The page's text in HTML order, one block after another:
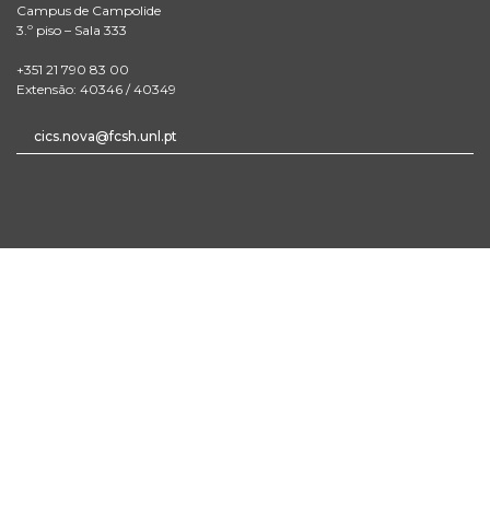
Campus de Campolide
3.º piso – Sala 333
+351 21 790 83 00
Extensão: 40346 / 40349
cics.nova@fcsh.unl.pt